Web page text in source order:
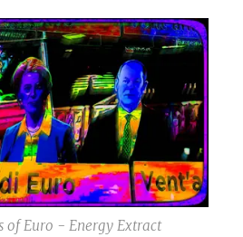
of Euro - Energy Extract